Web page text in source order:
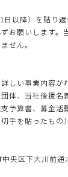
日以降）を貼り返
お願いします。
せん。
しい事業内容が
体、当社後援名
予算書、募金活
手を貼ったもの）
央区下大川前通